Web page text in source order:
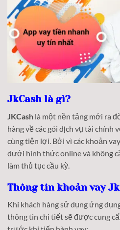
JkCash là gì?
JKCash là một nền tảng mới ra
hàng về các gói dịch vụ tài chính
cùng tiện lợi. Bởi vì các khoản
dưới hình thức online và không
làm thủ tục cầu kỳ.
Thông tin khoản vay Jk
Khi khách hàng sử dụng ứng
thông tin chi tiết sẽ được cung